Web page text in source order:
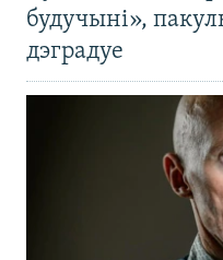
будучыні»,
дэградуе